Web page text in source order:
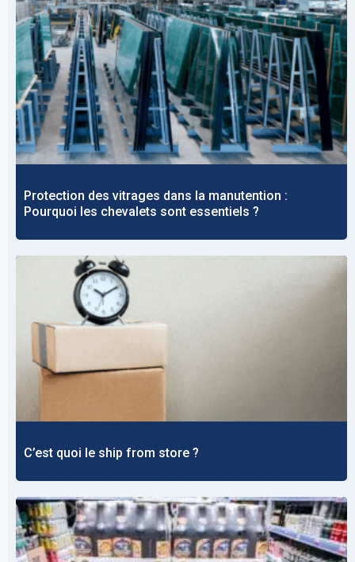
Protection des vitrages dans la manutention :
Pourquoi les chevalets sont essentiels ?
C’est quoi le ship from store ?